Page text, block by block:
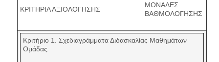
ΚΡΙΤΗΡΙΑ ΑΞΙΟΛΟΓΗΣΗΣ
ΜΟΝΑΔΕΣ
ΒΑΘΜΟΛΟΓΗΣΗΣ
Κριτήριο 1. Σχεδιαγράμματα Διδασκαλίας Μαθημάτων
Ομάδας